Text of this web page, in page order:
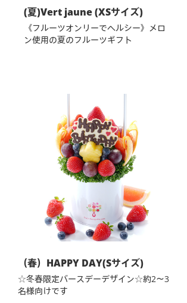
(夏)Vert jaune (XSサイズ)
《フルーツオンリーでヘルシー》メロ
ン使用の夏のフルーツギフト
（春）HAPPY DAY(Sサイズ)
☆冬春限定バースデーデザイン☆約2～3
名様向けです